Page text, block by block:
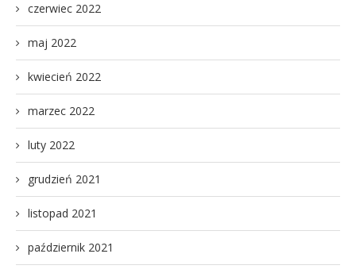
czerwiec 2022
maj 2022
kwiecień 2022
marzec 2022
luty 2022
grudzień 2021
listopad 2021
październik 2021